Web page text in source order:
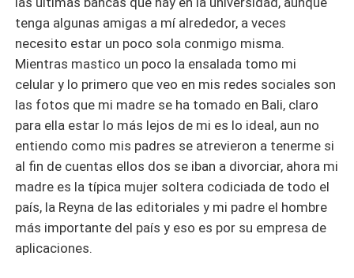
tenga algunas amigas a mí alrededor, a veces
necesito estar un poco sola conmigo misma.
Mientras mastico un poco la ensalada tomo mi
celular y lo primero que veo en mis redes sociales son
las fotos que mi madre se ha tomado en Bali, claro
para ella estar lo más lejos de mi es lo ideal, aun no
entiendo como mis padres se atrevieron a tenerme si
al fin de cuentas ellos dos se iban a divorciar, ahora mi
madre es la típica mujer soltera codiciada de todo el
país, la Reyna de las editoriales y mi padre el hombre
más importante del país y eso es por su empresa de
aplicaciones.